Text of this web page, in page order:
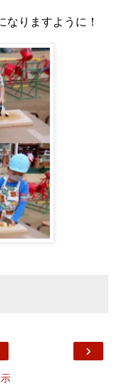
りますように！
›